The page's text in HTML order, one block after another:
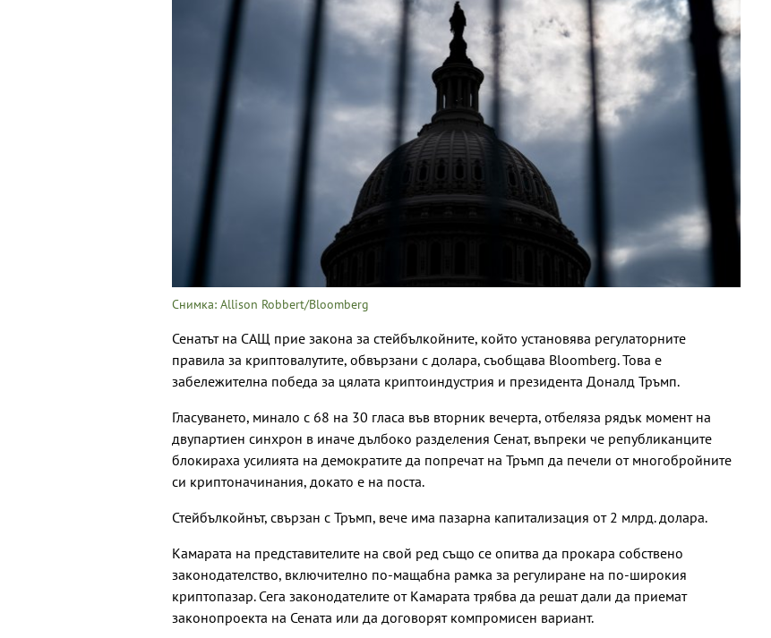
Снимка: Allison Robbert/Bloomberg
Сенатът на САЩ прие закона за стейбълкойните, който установява регулаторните
правила за криптовалутите, обвързани с долара, съобщава Bloomberg. Това е
забележителна победа за цялата криптоиндустрия и президента Доналд Тръмп.
Гласуването, минало с 68 на 30 гласа във вторник вечерта, отбеляза рядък момент на
двупартиен синхрон в иначе дълбоко разделения Сенат, въпреки че републиканците
блокираха усилията на демократите да попречат на Тръмп да печели от многобройните
си криптоначинания, докато е на поста.
Стейбълкойнът, свързан с Тръмп, вече има пазарна капитализация от 2 млрд. долара.
Камарата на представителите на свой ред също се опитва да прокара собствено
законодателство, включително по-мащабна рамка за регулиране на по-широкия
криптопазар. Сега законодателите от Камарата трябва да решат дали да приемат
законопроекта на Сената или да договорят компромисен вариант.